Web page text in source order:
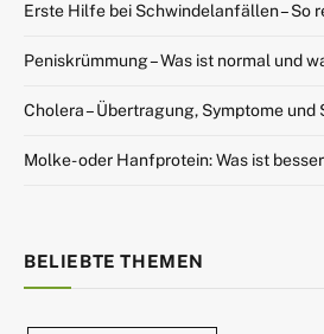
Erste Hilfe bei Schwindelanfällen – So
Peniskrümmung – Was ist normal und
Cholera – Übertragung, Symptome
Molke- oder Hanfprotein: Was ist
BELIEBTE THEMEN